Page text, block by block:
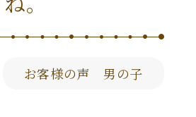
お客様の声 男の子